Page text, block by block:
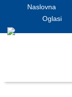
Naslovna
Oglasi